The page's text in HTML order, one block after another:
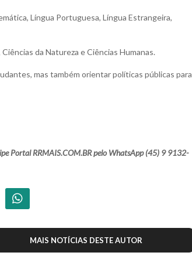
Língua Portuguesa, Língua Estrangeira,
da Natureza e Ciências Humanas.
mas também orientar políticas públicas para
Portal RRMAIS.COM.BR pelo WhatsApp (45) 9 9132-
MAIS NOTÍCIAS DESTE AUTOR